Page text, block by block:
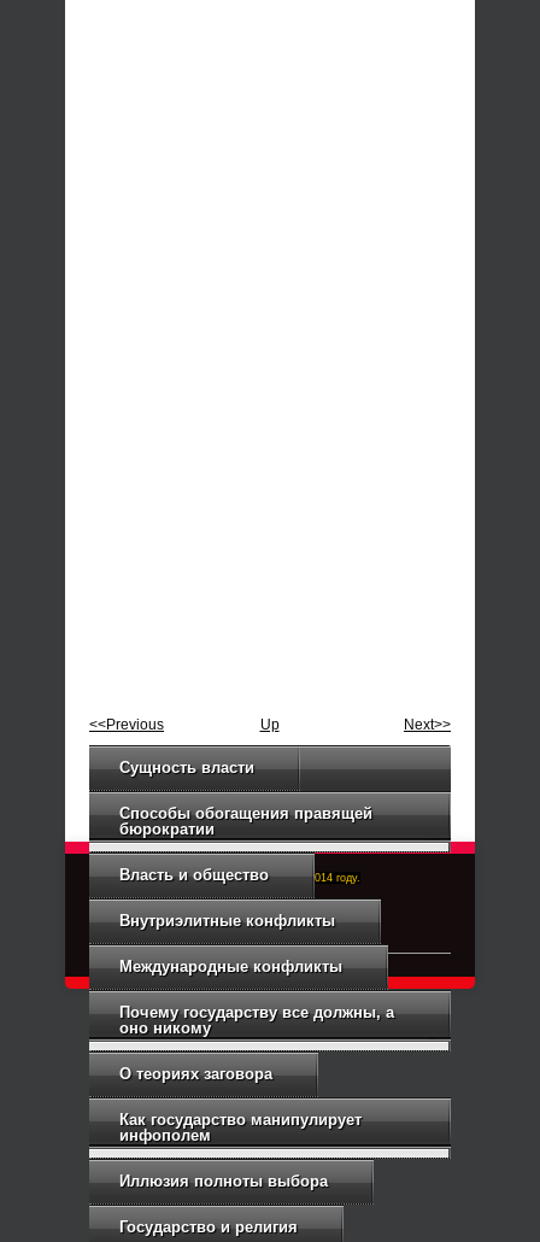
<<Previous Up Next>>
Сущность власти
Способы обогащения правящей
бюрократии
Власть и общество
Внутриэлитные конфликты
Международные конфликты
Почему государству все должны, а
оно никому
О теориях заговора
Как государство манипулирует
инфополем
Иллюзия полноты выбора
Государство и религия
Right-Dexter-ПРАВЫЙ ФРОНТ. Основан в 2014 году.
Связь с администрацией